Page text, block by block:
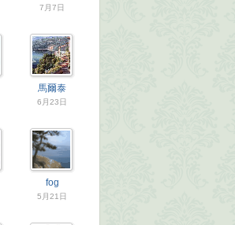
7月7日
馬爾泰
6月23日
fog
5月21日